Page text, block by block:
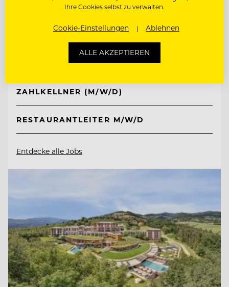
TOP ARBEITGEBER
Hotel Post Ischgl
6561 Ischgl, Österreich
ZAHLKELLNER (M/W/D)
RESTAURANTLEITER M/W/D
Entdecke alle Jobs
Ihre Cookies selbst zu verwalten.
Cookie-Einstellungen Ablehnen
ALLE AKZEPTIEREN